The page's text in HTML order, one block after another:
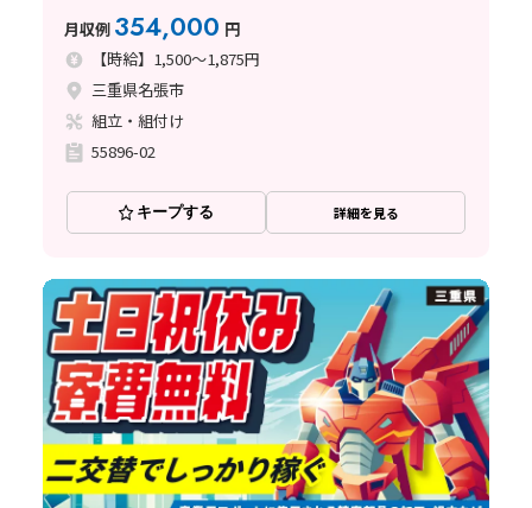
月収例 354,000 円
【時給】1,500～1,875円
三重県名張市
組立・組付け
55896-02
キープする 詳細を見る